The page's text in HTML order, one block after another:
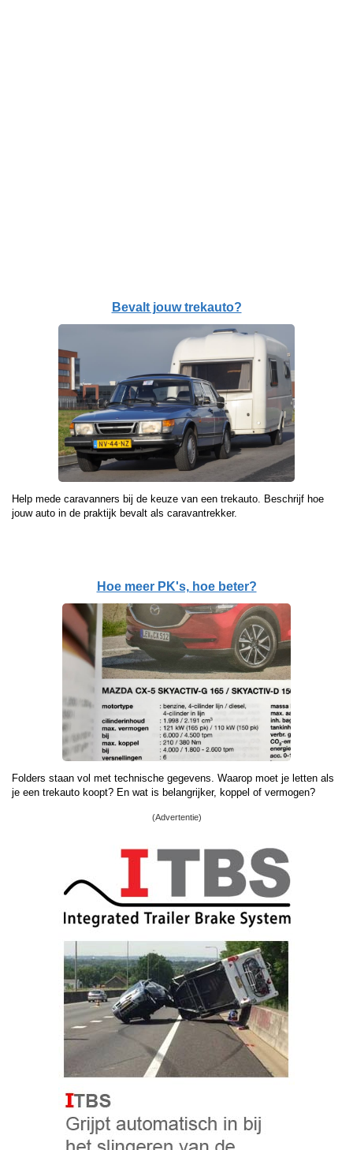
Bevalt jouw trekauto?
Help mede caravanners bij de keuze van een trekauto. Beschrijf hoe
jouw auto in de praktijk bevalt als caravantrekker.
Hoe meer PK's, hoe beter?
Folders staan vol met technische gegevens. Waarop moet je letten als
je een trekauto koopt? En wat is belangrijker, koppel of vermogen?
(Advertentie)